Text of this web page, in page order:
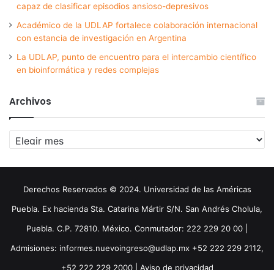
capaz de clasificar episodios ansioso-depresivos
Académico de la UDLAP fortalece colaboración internacional
con estancia de investigación en Argentina
La UDLAP, punto de encuentro para el intercambio científico
en bioinformática y redes complejas
Archivos
Archivos
Derechos Reservados © 2024. Universidad de las Américas
Puebla. Ex hacienda Sta. Catarina Mártir S/N. San Andrés Cholula,
Puebla. C.P. 72810. México. Conmutador: 222 229 20 00 |
Admisiones: informes.nuevoingreso@udlap.mx +52 222 229 2112,
+52 222 229 2000 | Aviso de privacidad